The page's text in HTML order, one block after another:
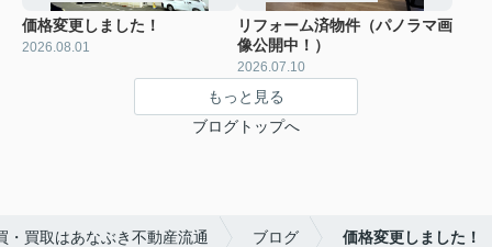
価格変更しました！
2026.08.01
リフォーム済物件（パノラマ画
像公開中！）
2026.07.10
もっと見る
ブログトップへ
・買取はあなぶき不動産流通 ブログ 価格変更しました！